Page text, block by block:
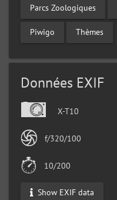
Parcs Zoologiques
Piwigo Thèmes
Données EXIF
X-T10
f/320/100
10/200
Show EXIF data